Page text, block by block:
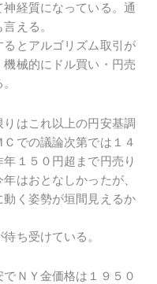
経質になっている。通
える。
るとアルゴリズム取引が
械的にドル買い・円売
はこれ以上の円安基調
での議論次第では１４
１５０円超まで円売り
はおとなしかったが、
く姿勢が垣間見えるか
ち受けている。
ＮＹ金価格は１９５０